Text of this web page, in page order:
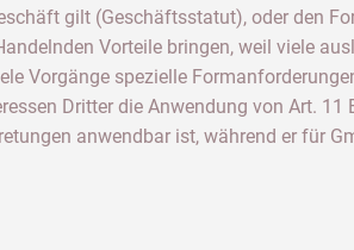
gilt (Geschäftsstatut), oder den
Vorteile bringen, weil viele
Vorgänge spezielle
Dritter die Anwendung von Art. 11
anwendbar ist, während er für